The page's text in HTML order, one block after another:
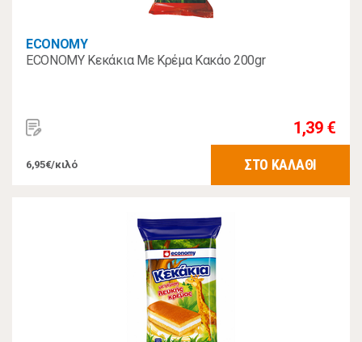
ECONOMY
ECONOMY Κεκάκια Με Κρέμα Κακάο 200gr
1,39 €
6,95€/κιλό ΣΤΟ ΚΑΛΑΘΙ